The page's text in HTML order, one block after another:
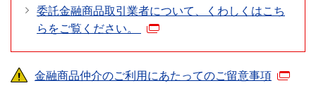
委託金融商品取引業者について、くわしくはこち
らをご覧ください。
金融商品仲介のご利用にあたってのご留意事項